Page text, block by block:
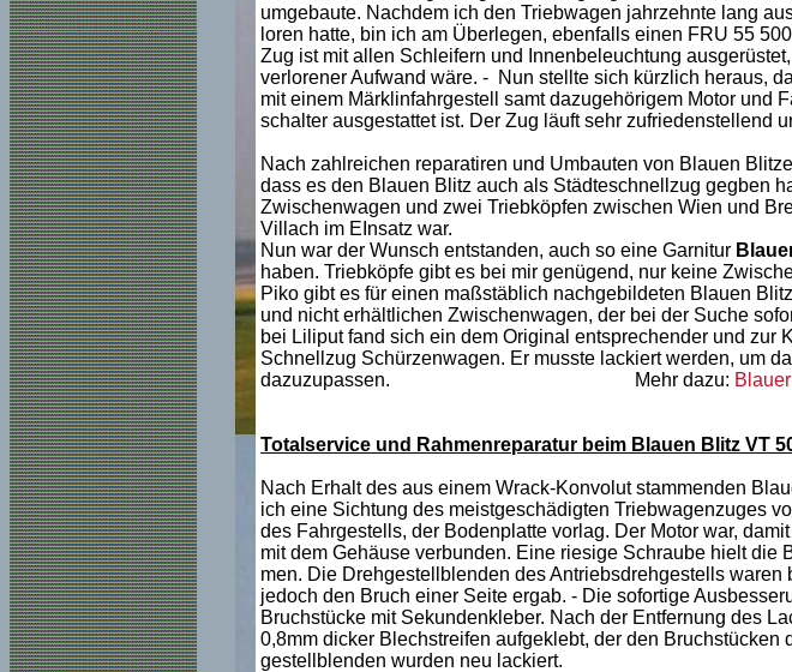
umgebaute. Nachdem ich den Triebwagen jahrzehnte lang
loren hatte, bin ich am Überlegen, ebenfalls einen FRU 55
Zug ist mit allen Schleifern und Innenbeleuchtung
verlorener Aufwand wäre. - Nun stellte sich kürzlich heraus,
mit einem Märklinfahrgestell samt dazugehörigem Motor und
schalter ausgestattet ist. Der Zug läuft sehr zufriedenstellend
Nach zahlreichen reparatiren und Umbauten von Blauen
dass es den Blauen Blitz auch als Städteschnellzug gegben
Zwischenwagen und zwei Triebköpfen zwischen Wien und
Villach im EInsatz war.
Nun war der Wunsch entstanden, auch so eine Garnitur
haben. Triebköpfe gibt es bei mir genügend, nur keine
Piko gibt es für einen maßstäblich nachgebildeten Blauen
und nicht erhältlichen Zwischenwagen, der bei der Suche
bei Liliput fand sich ein dem Original entsprechender und zur
Schnellzug Schürzenwagen. Er musste lackiert werden, um
dazuzupassen. Mehr dazu:
Totalservice und Rahmenreparatur beim Blauen Blitz VT
Nach Erhalt des aus einem Wrack-Konvolut stammenden
ich eine Sichtung des meistgeschädigten Triebwagenzuges
des Fahrgestells, der Bodenplatte vorlag. Der Motor war,
mit dem Gehäuse verbunden. Eine riesige Schraube hielt
men. Die Drehgestellblenden des Antriebsdrehgestells
jedoch den Bruch einer Seite ergab. - Die sofortige
Bruchstücke mit Sekundenkleber. Nach der Entfernung des
0,8mm dicker Blechstreifen aufgeklebt, der den
gestellblenden wurden neu lackiert.